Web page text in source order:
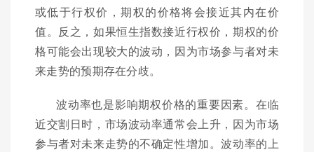
或低于行权价，期权的价格将会接近其内在价
值。反之，如果恒生指数接近行权价，期权的价
格可能会出现较大的波动，因为市场参与者对未
来走势的预期存在分歧。
波动率也是影响期权价格的重要因素。在临
近交割日时，市场波动率通常会上升，因为市场
参与者对未来走势的不确定性增加。波动率的上